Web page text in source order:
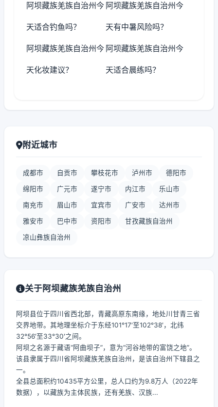
阿坝藏族羌族自治州今
天适合钓鱼吗？
阿坝藏族羌族自治州今
天有中暑风险吗？
阿坝藏族羌族自治州今
天化妆建议？
阿坝藏族羌族自治州今
天适合晨练吗？
附近城市
成都市 自贡市 攀枝花市 泸州市 德阳市
绵阳市 广元市 遂宁市 内江市 乐山市
南充市 眉山市 宜宾市 广安市 达州市
雅安市 巴中市 资阳市 甘孜藏族自治州
凉山彝族自治州
关于阿坝藏族羌族自治州
阿坝县位于四川省西北部，青藏高原东南缘，地处川甘青三省
交界地带。其地理坐标介于东经101°17′至102°38′，北纬
32°56′至33°30′之间。
阿坝之名源于藏语“阿曲坝子”，意为“河谷地带的富饶之地”。
该县隶属于四川省阿坝藏族羌族自治州，是该自治州下辖县之
一。
全县总面积约10435平方公里，总人口约为9.8万人（2022年
数据），以藏族为主体民族，还有羌族、汉族...